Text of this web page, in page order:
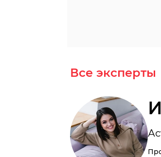
Все эксперты